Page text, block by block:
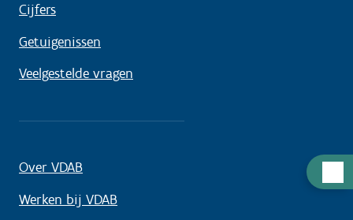
Cijfers
Getuigenissen
Veelgestelde vragen
Over VDAB
Werken bij VDAB